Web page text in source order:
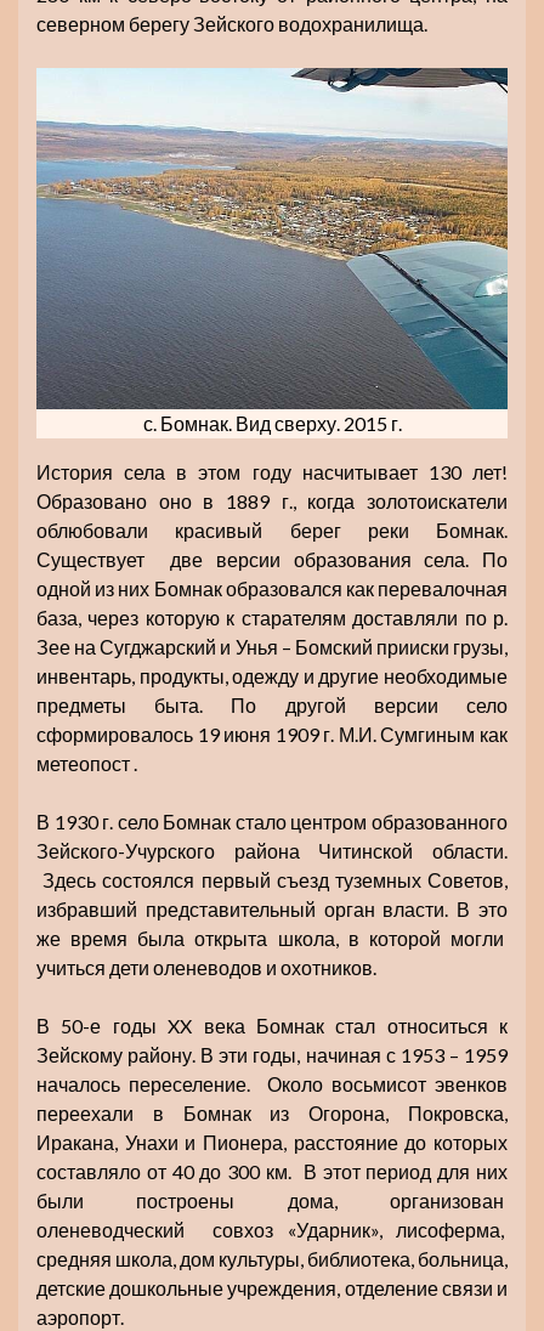
северном берегу Зейского водохранилища.
с. Бомнак. Вид сверху. 2015 г.
История села в этом году насчитывает 130 лет!
Образовано оно в 1889 г., когда золотоискатели
облюбовали красивый берег реки Бомнак.
Существует две версии образования села. По
одной из них Бомнак образовался как перевалочная
база, через которую к старателям доставляли по р.
Зее на Сугджарский и Унья – Бомский прииски грузы,
инвентарь, продукты, одежду и другие необходимые
предметы быта. По другой версии село
сформировалось 19 июня 1909 г. М.И. Сумгиным как
метеопост .
В 1930 г. село Бомнак стало центром образованного
Зейского-Учурского района Читинской области.
Здесь состоялся первый съезд туземных Советов,
избравший представительный орган власти. В это
же время была открыта школа, в которой могли
учиться дети оленеводов и охотников.
В 50-е годы XX века Бомнак стал относиться к
Зейскому району. В эти годы, начиная с 1953 – 1959
началось переселение. Около восьмисот эвенков
переехали в Бомнак из Огорона, Покровска,
Иракана, Унахи и Пионера, расстояние до которых
составляло от 40 до 300 км. В этот период для них
были построены дома, организован
оленеводческий совхоз «Ударник», лисоферма,
средняя школа, дом культуры, библиотека, больница,
детские дошкольные учреждения, отделение связи и
аэропорт.